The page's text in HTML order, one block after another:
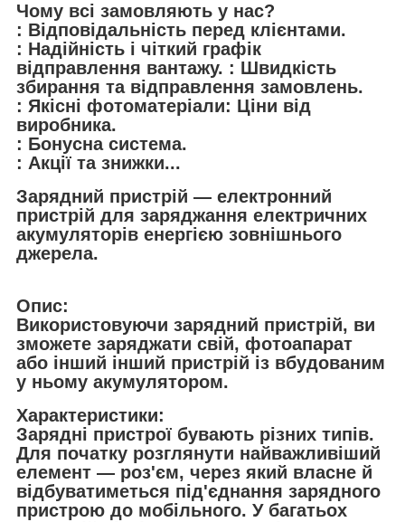
Чому всі замовляють у нас?
: Відповідальність перед клієнтами.
: Надійність і чіткий графік
відправлення вантажу. : Швидкість
збирання та відправлення замовлень.
: Якісні фотоматеріали: Ціни від
виробника.
: Бонусна система.
: Акції та знижки...
Зарядний пристрій — електронний
пристрій для заряджання електричних
акумуляторів енергією зовнішнього
джерела.
Опис:
Використовуючи зарядний пристрій, ви
зможете заряджати свій, фотоапарат
або інший інший пристрій із вбудованим
у ньому акумулятором.
Характеристики:
Зарядні пристрої бувають різних типів.
Для початку розглянути найважливіший
елемент — роз'єм, через який власне й
відбуватиметься під'єднання зарядного
пристрою до мобільного. У багатьох